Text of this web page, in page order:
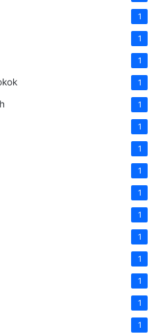
1
1
1
1
1
1
1
1
1
1
1
1
1
1
1